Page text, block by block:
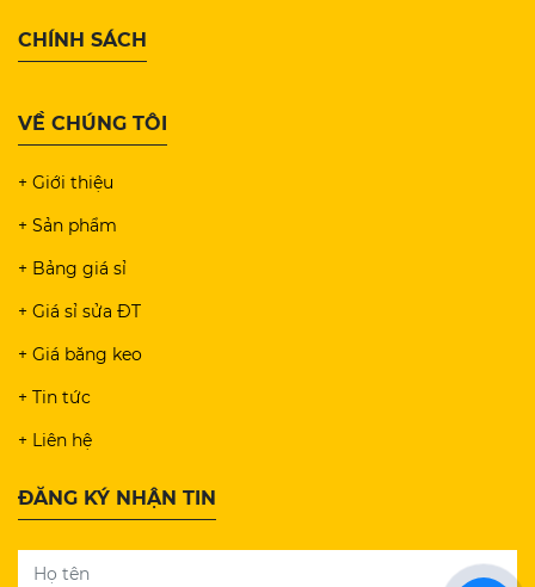
CHÍNH SÁCH
VỀ CHÚNG TÔI
+ Giới thiệu
+ Sản phẩm
+ Bảng giá sỉ
+ Giá sỉ sửa ĐT
+ Giá băng keo
+ Tin tức
+ Liên hệ
ĐĂNG KÝ NHẬN TIN